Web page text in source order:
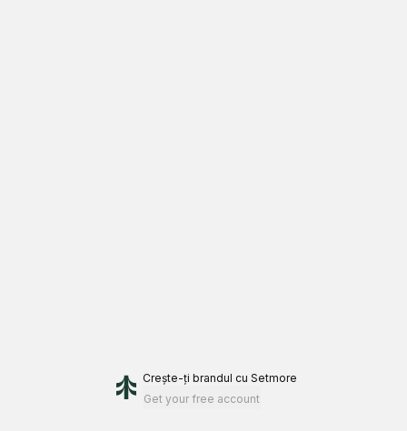
Crește-ți brandul cu Setmore
Get your free account